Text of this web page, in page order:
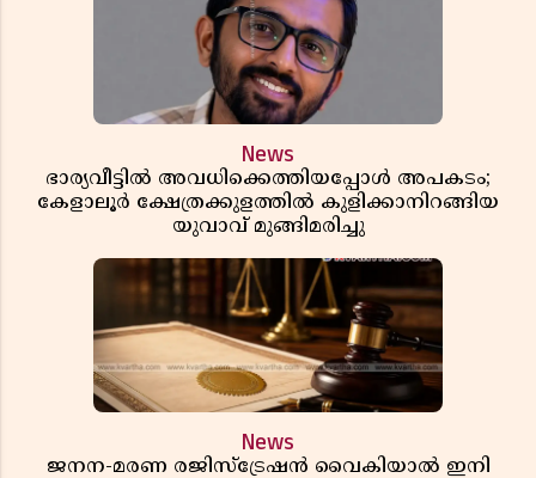
News
ഭാര്യവീട്ടിൽ അവധിക്കെത്തിയപ്പോൾ അപകടം;
കേളാലൂർ ക്ഷേത്രക്കുളത്തിൽ കുളിക്കാനിറങ്ങിയ
യുവാവ് മുങ്ങിമരിച്ചു
News
ജനന-മരണ രജിസ്ട്രേഷൻ വൈകിയാൽ ഇനി